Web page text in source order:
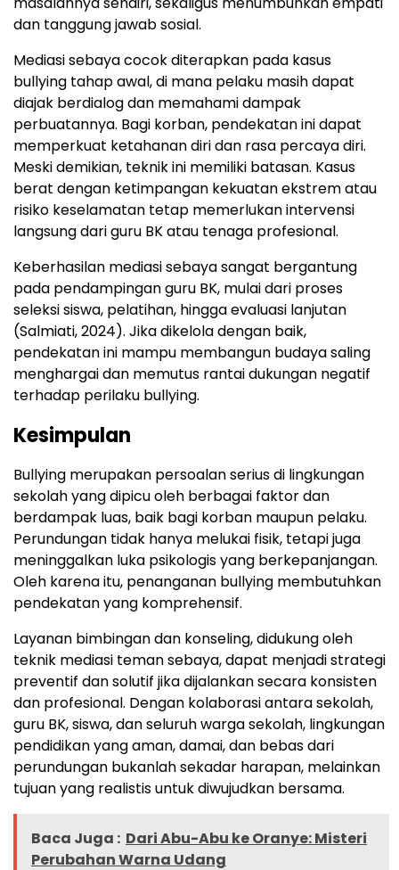
dan tanggung jawab sosial.
Mediasi sebaya cocok diterapkan pada kasus
bullying tahap awal, di mana pelaku masih dapat
diajak berdialog dan memahami dampak
perbuatannya. Bagi korban, pendekatan ini dapat
memperkuat ketahanan diri dan rasa percaya diri.
Meski demikian, teknik ini memiliki batasan. Kasus
berat dengan ketimpangan kekuatan ekstrem atau
risiko keselamatan tetap memerlukan intervensi
langsung dari guru BK atau tenaga profesional.
Keberhasilan mediasi sebaya sangat bergantung
pada pendampingan guru BK, mulai dari proses
seleksi siswa, pelatihan, hingga evaluasi lanjutan
(Salmiati, 2024). Jika dikelola dengan baik,
pendekatan ini mampu membangun budaya saling
menghargai dan memutus rantai dukungan negatif
terhadap perilaku bullying.
Kesimpulan
Bullying merupakan persoalan serius di lingkungan
sekolah yang dipicu oleh berbagai faktor dan
berdampak luas, baik bagi korban maupun pelaku.
Perundungan tidak hanya melukai fisik, tetapi juga
meninggalkan luka psikologis yang berkepanjangan.
Oleh karena itu, penanganan bullying membutuhkan
pendekatan yang komprehensif.
Layanan bimbingan dan konseling, didukung oleh
teknik mediasi teman sebaya, dapat menjadi strategi
preventif dan solutif jika dijalankan secara konsisten
dan profesional. Dengan kolaborasi antara sekolah,
guru BK, siswa, dan seluruh warga sekolah, lingkungan
pendidikan yang aman, damai, dan bebas dari
perundungan bukanlah sekadar harapan, melainkan
tujuan yang realistis untuk diwujudkan bersama.
Baca Juga : Dari Abu-Abu ke Oranye: Misteri
Perubahan Warna Udang